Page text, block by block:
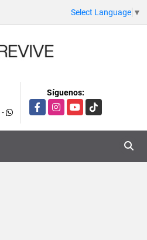
Select Language ▼
-
Síguenos:
FacebookInstagramYouTubeTikTok